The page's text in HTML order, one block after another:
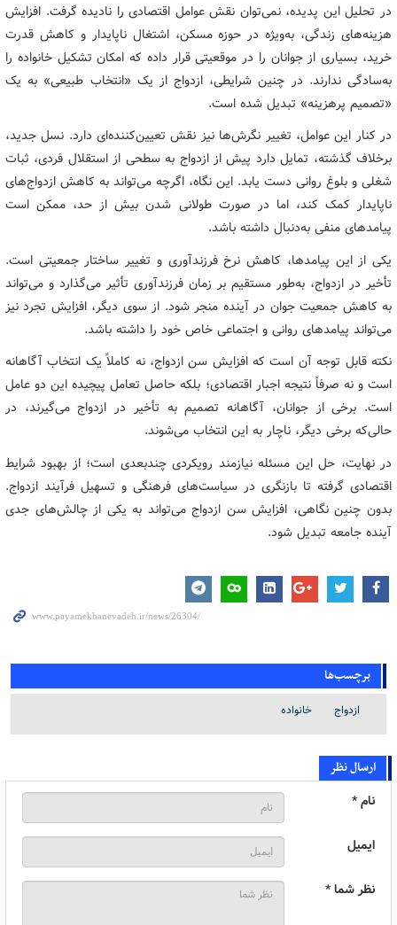
در تحلیل این پدیده، نمی‌توان نقش عوامل اقتصادی را نادیده گرفت. افزایش
هزینه‌های زندگی، به‌ویژه در حوزه مسکن، اشتغال ناپایدار و کاهش قدرت
خرید، بسیاری از جوانان را در موقعیتی قرار داده که امکان تشکیل خانواده را
به‌سادگی ندارند. در چنین شرایطی، ازدواج از یک «انتخاب طبیعی» به یک
«تصمیم پرهزینه» تبدیل شده است.
در کنار این عوامل، تغییر نگرش‌ها نیز نقش تعیین‌کننده‌ای دارد. نسل جدید،
برخلاف گذشته، تمایل دارد پیش از ازدواج به سطحی از استقلال فردی، ثبات
شغلی و بلوغ روانی دست یابد. این نگاه، اگرچه می‌تواند به کاهش ازدواج‌های
ناپایدار کمک کند، اما در صورت طولانی شدن بیش از حد، ممکن است
پیامدهای منفی به‌دنبال داشته باشد.
یکی از این پیامدها، کاهش نرخ فرزندآوری و تغییر ساختار جمعیتی است.
تأخیر در ازدواج، به‌طور مستقیم بر زمان فرزندآوری تأثیر می‌گذارد و می‌تواند
به کاهش جمعیت جوان در آینده منجر شود. از سوی دیگر، افزایش تجرد نیز
می‌تواند پیامدهای روانی و اجتماعی خاص خود را داشته باشد.
نکته قابل توجه آن است که افزایش سن ازدواج، نه کاملاً یک انتخاب آگاهانه
است و نه صرفاً نتیجه اجبار اقتصادی؛ بلکه حاصل تعامل پیچیده این دو عامل
است. برخی از جوانان، آگاهانه تصمیم به تأخیر در ازدواج می‌گیرند، در
حالی‌که برخی دیگر، ناچار به این انتخاب می‌شوند.
در نهایت، حل این مسئله نیازمند رویکردی چندبعدی است؛ از بهبود شرایط
اقتصادی گرفته تا بازنگری در سیاست‌های فرهنگی و تسهیل فرآیند ازدواج.
بدون چنین نگاهی، افزایش سن ازدواج می‌تواند به یکی از چالش‌های جدی
آینده جامعه تبدیل شود.
برچسب‌ها
ازدواج خانواده
ارسال نظر
نام *
ایمیل
نظر شما *